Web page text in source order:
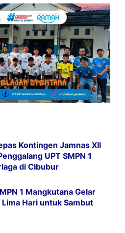
Kontingen Jamnas XII
UPT SMPN 1
di Cibubur
1 Mangkutana Gelar
Lima Hari untuk Sambut